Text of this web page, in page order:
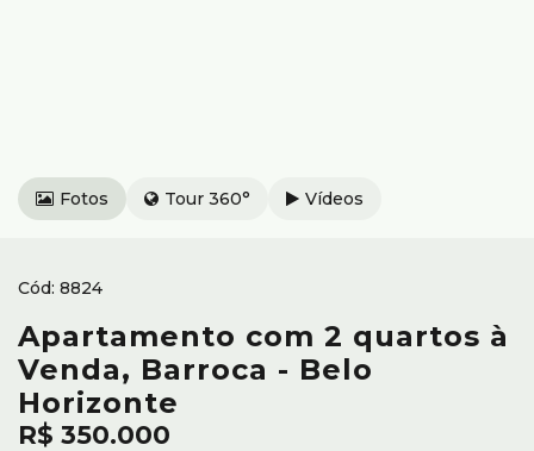
Fotos Tour 360° Vídeos
Apartamento com 2 quartos à
Venda, Barroca - Belo
Horizonte
R$ 350.000
8824